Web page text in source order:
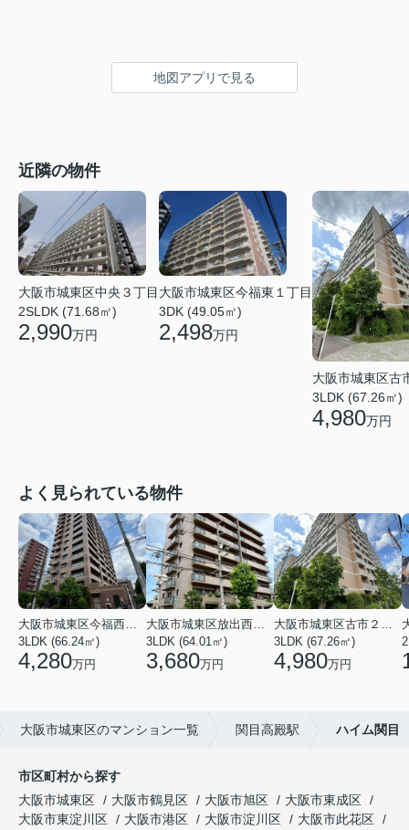
地図アプリで見る
近隣の物件
大阪市城東区中央３丁目
2SLDK (71.68㎡)
2,990万円
大阪市城東区今福東１丁目
3DK (49.05㎡)
2,498万円
大阪市城東区古
3LDK (67.26㎡)
4,980万円
よく見られている物件
大阪市城東区今福西６丁目
3LDK (66.24㎡)
4,280万円
大阪市城東区放出西１丁目
3LDK (64.01㎡)
3,680万円
大阪市城東区古市２丁目
3LDK (67.26㎡)
4,980万円
大阪市城東区のマンション一覧 関目高殿駅 ハイム関目
市区町村から探す
大阪市城東区
大阪市鶴見区 大阪市旭区
大阪市東成区
大阪市東淀川区
大阪市港区 大阪市淀川区
大阪市此花区